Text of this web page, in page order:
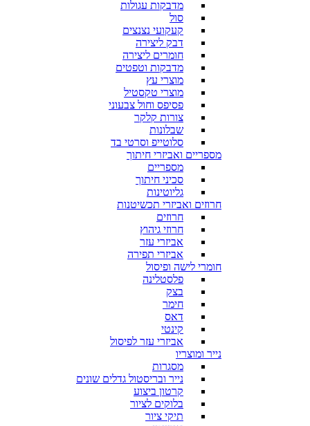
מדבקות עגולות
סול
קעקועי נצנצים
דבק ליצירה
חומרים ליצירה
מדבקות וטפטים
מוצרי עץ
מוצרי טקסטיל
פסיפס וחול צבעוני
צורות קלקר
שבלונות
סלוטייפ וסרטי בד
מספריים ואביזרי חיתוך
מספריים
סכיני חיתוך
גליוטינות
חרוזים ואביזרי תכשיטנות
חרוזים
חרוזי גיהוץ
אביזרי עזר
אביזרי תפירה
חומרי לישה ופיסול
פלסטלינה
בצק
חימר
דאס
קינטי
אביזרי עזר לפיסול
נייר ומוצריו
מסגרות
נייר ובריסטול גדלים שונים
קרטון ביצוע
בלוקים לציור
תיקי ציור